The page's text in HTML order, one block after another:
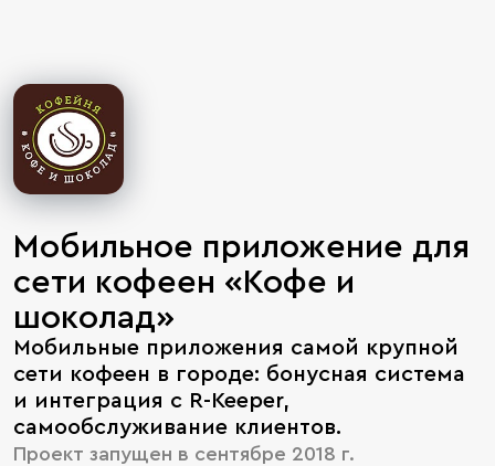
Мобильное приложение для
сети кофеен «Кофе и
шоколад»
Мобильные приложения самой крупной
сети кофеен в городе: бонусная система
и интеграция с R-Keeper,
самообслуживание клиентов.
Проект запущен в сентябре 2018 г.